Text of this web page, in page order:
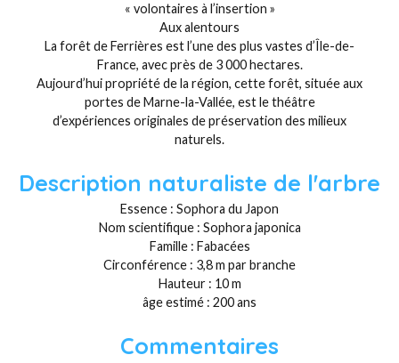
« volontaires à l’insertion »
Aux alentours
La forêt de Ferrières est l’une des plus vastes d’Île-de-
France, avec près de 3 000 hectares.
Aujourd’hui propriété de la région, cette forêt, située aux
portes de Marne-la-Vallée, est le théâtre
d’expériences originales de préservation des milieux
naturels.
Description naturaliste de l'arbre
Essence : Sophora du Japon
Nom scientifique : Sophora japonica
Famille : Fabacées
Circonférence : 3,8 m par branche
Hauteur : 10 m
âge estimé : 200 ans
Commentaires